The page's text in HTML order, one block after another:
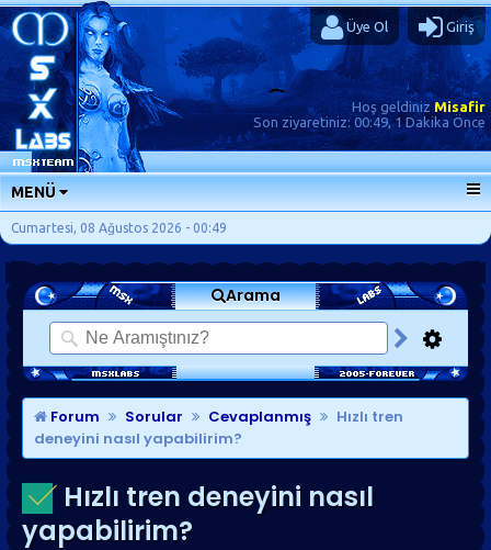
Üye Ol Giriş
Hoş geldinizMisafir
Son ziyaretiniz: 00:49, 1 Dakika Önce
MENÜ
ANA SAYFA
FORUMLAR
SORU-CEVAP
GÜNLÜKLER
SON MESAJLAR
KISAYOLLAR
Cumartesi, 08 Ağustos 2026 - 00:49
Arama
Forum Sorular Cevaplanmış
Hızlı tren
deneyini nasıl yapabilirim?
Hızlı tren deneyini nasıl
yapabilirim?